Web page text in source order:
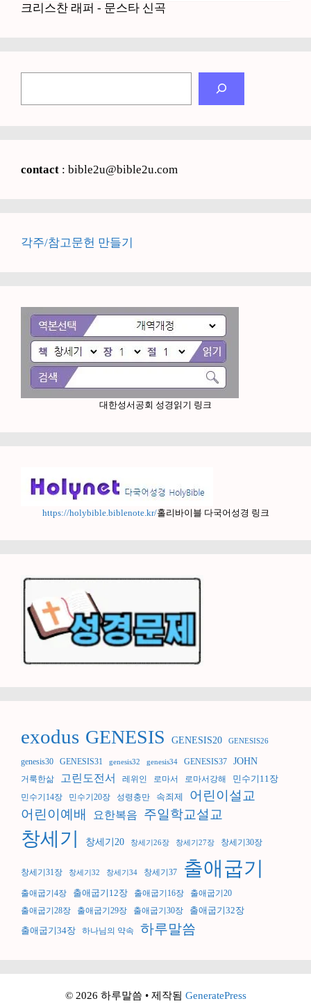
크리스찬 래퍼 - 문스타 신곡
contact : bible2u@bible2u.com
각주/참고문헌 만들기
대한성서공회 성경읽기 링크
https://holybible.biblenote.kr/홀리바이블 다국어성경 링크
exodus GENESIS GENESIS20 GENESIS26
genesis30 GENESIS31 genesis32 genesis34 GENESIS37 JOHN
거룩한삶 고린도전서 레위인 로마서 로마서강해 민수기11장
민수기14장 민수기20장 성령충만 속죄제
어린이설교
어린이예배
요한복음 주일학교설교
창세기 창세기20 창세기26장 창세기27장 창세기30장
창세기31장 창세기32 창세기34 창세기37 출애굽기
출애굽기4장 출애굽기12장 출애굽기16장
출애굽기20
출애굽기28장
출애굽기29장 출애굽기30장 출애굽기32장
출애굽기34장 하나님의 약속 하루말씀
© 2026 하루말씀 • 제작됨 GeneratePress